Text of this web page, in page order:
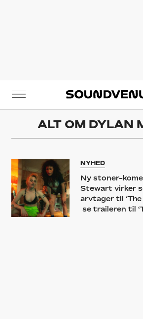
ALT OM DYLAN
NYHED
Ny stoner-
Stewart virker
arvtager til
se traileren til